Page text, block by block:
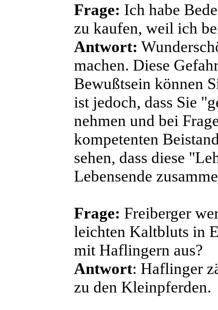
Frage: Ich habe
zu kaufen, weil ich
Antwort:
machen. Diese
Bewußtsein können
ist jedoch, dass Sie
nehmen und bei
kompetenten
sehen, dass diese
Lebensende
Frage: Freiberger
leichten Kaltbluts in
mit Haflingern aus?
Antwort: Haflinger
zu den Kleinpferden.